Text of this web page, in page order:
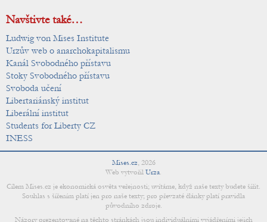
Navštivte také…
Ludwig von Mises Institute
Urzův web o anarchokapitalismu
Kanál Svobodného přístavu
Stoky Svobodného přístavu
Svoboda učení
Libertariánský institut
Liberální institut
Students for Liberty CZ
INESS
Mises.cz, 2026
Web vytvořil Urza.
Cílem Mises.cz je ekonomická osvěta veřejnosti; uvítáme, když naše texty budete šířit.
Souhlas s šířením platí jen pro naše texty; pro převzaté články platí pravidla
původního zdroje.
Názory prezentované na těchto stránkách jsou individuálními vyjádřeními jejich